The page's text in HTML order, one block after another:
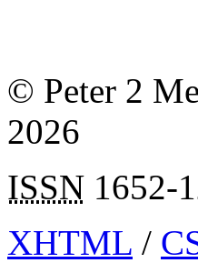
© Peter 2
2026
ISSN 1652-
XHTML /